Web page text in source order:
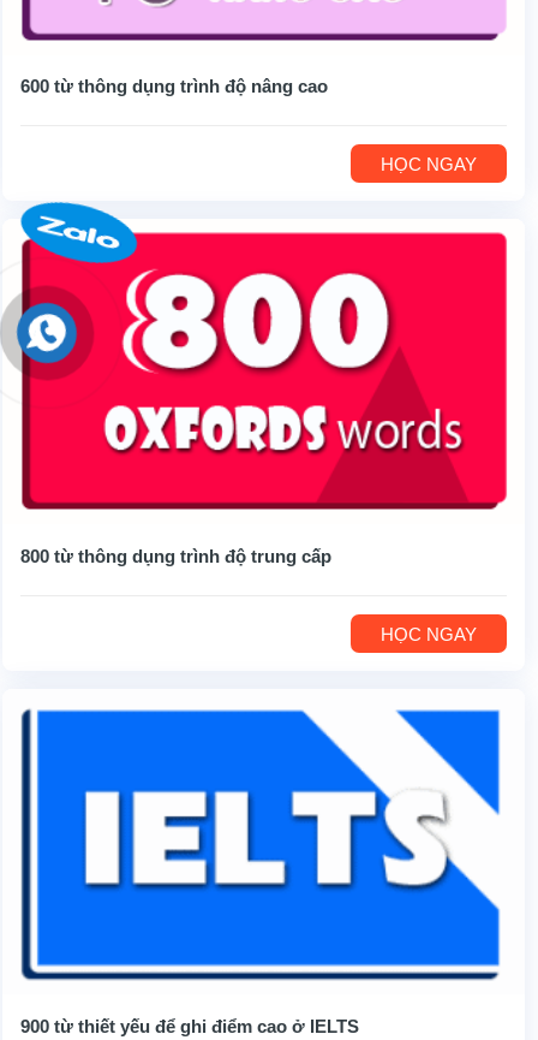
600 từ thông dụng trình độ nâng cao
HỌC NGAY
800 từ thông dụng trình độ trung cấp
HỌC NGAY
900 từ thiết yếu để ghi điểm cao ở IELTS